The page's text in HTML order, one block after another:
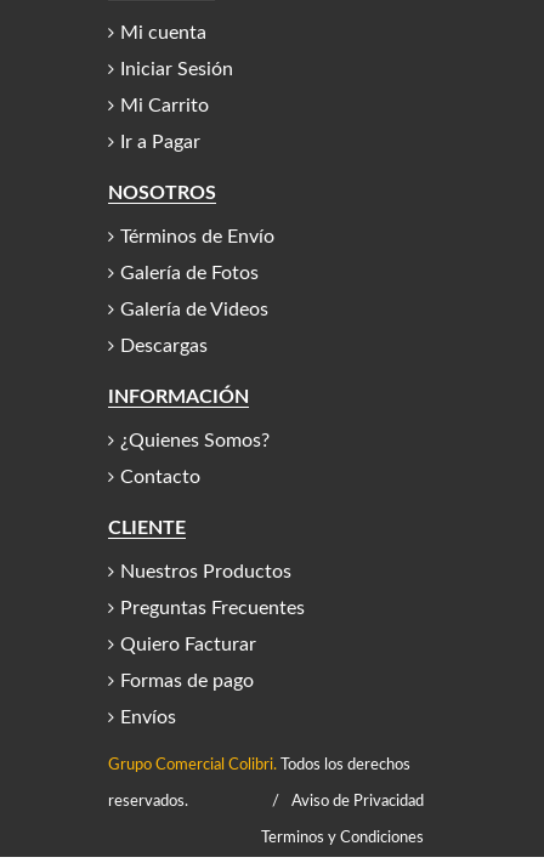
Mi cuenta
Iniciar Sesión
Mi Carrito
Ir a Pagar
NOSOTROS
Términos de Envío
Galería de Fotos
Galería de Videos
Descargas
INFORMACIÓN
¿Quienes Somos?
Contacto
CLIENTE
Nuestros Productos
Preguntas Frecuentes
Quiero Facturar
Formas de pago
Envíos
Grupo Comercial Colibri. Todos los derechos
reservados. Aviso de Privacidad
/
Terminos y Condiciones